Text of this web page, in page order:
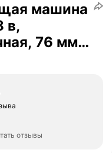
машина
в,
76 мм,
отзывы